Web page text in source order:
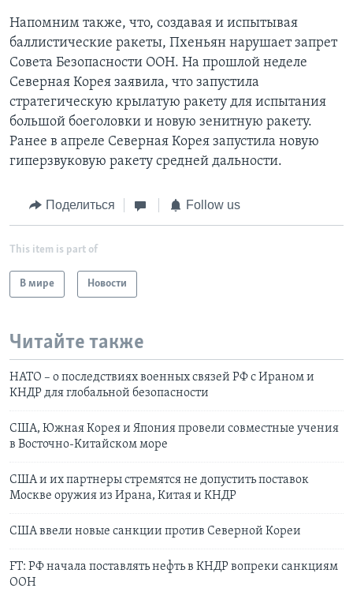
Напомним также, что, создавая и испытывая
баллистические ракеты, Пхеньян нарушает запрет
Совета Безопасности ООН. На прошлой неделе
Северная Корея заявила, что запустила
стратегическую крылатую ракету для испытания
большой боеголовки и новую зенитную ракету.
Ранее в апреле Северная Корея запустила новую
гиперзвуковую ракету средней дальности.
Поделиться Follow us
This item is part of
В мире Новости
Читайте также
НАТО – о последствиях военных связей РФ с Ираном и
КНДР для глобальной безопасности
США, Южная Корея и Япония провели совместные учения
в Восточно-Китайском море
США и их партнеры стремятся не допустить поставок
Москве оружия из Ирана, Китая и КНДР
CША ввели новые санкции против Северной Кореи
FT: РФ начала поставлять нефть в КНДР вопреки санкциям
ООН